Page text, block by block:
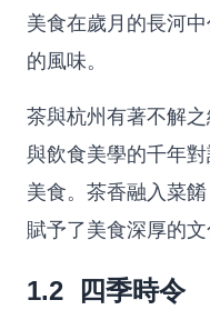
美食在歲月的長河
的風味。
茶與杭州有著不解
與飲食美學的千年
美食。茶香融入菜
賦予了美食深厚的文
1.2 四季時令